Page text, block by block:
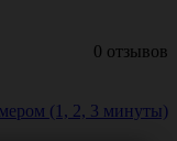
0 отзывов
(1, 2, 3 минуты)